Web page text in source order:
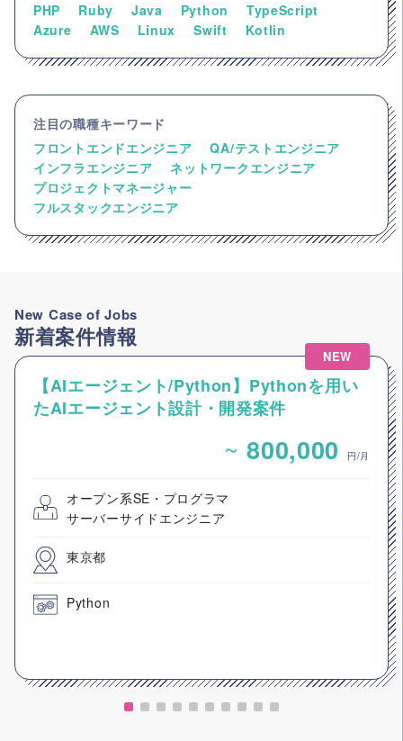
PHP
Ruby Java Python
TypeScript
Azure
AWS Linux Swift Kotlin
注目の職種キーワード
フロントエンドエンジニア
QA/テストエンジニア
インフラエンジニア
ネットワークエンジニア
プロジェクトマネージャー
フルスタックエンジニア
New Case of Jobs
新着案件情報
NEW
【AIエージェント/Python】Pythonを用い
たAIエージェント設計・開発案件
~ 800,000 円/月
オープン系SE・プログラマ
サーバーサイドエンジニア
東京都
Python